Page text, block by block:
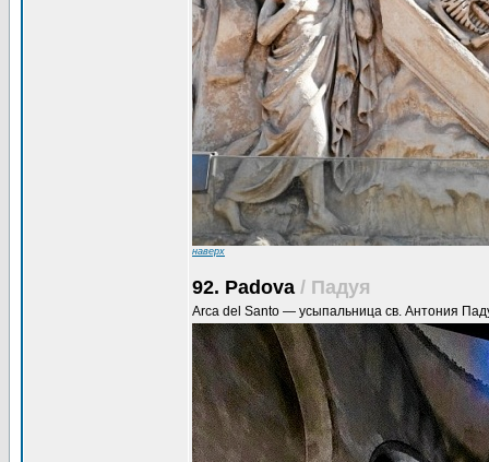
наверх
92. Padova / Падуя
Arca del Santo — усыпальница св. Антония